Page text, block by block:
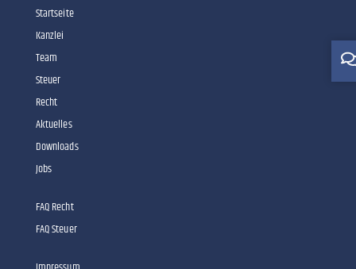
Startseite
Kanzlei
Team
Steuer
Recht
Aktuelles
Downloads
Jobs
FAQ Recht
FAQ Steuer